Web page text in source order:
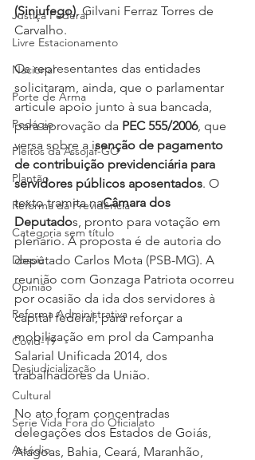
Justiça Federal
Livre Estacionamento
Nacional
Porte de Arma
Pedágio
Pleitos da Assojaf-GO
Plantão
Reforma da Previdência
Categoria sem título
Dossiê
Opinião
Reforma Administrativa
Covid-19
Desjudicialização
Cultural
Serie Vida Fora do Oficialato
Assédio
(Sinjufego), Gilvani Ferraz Torres de
Carvalho.
Os representantes das entidades
solicitaram, ainda, que o parlamentar
articule apoio junto à sua bancada,
para aprovação da PEC 555/2006, que
versa sobre a isenção de pagamento
de contribuição previdenciária para
servidores públicos aposentados. O
texto tramita naCâmara dos
Deputados, pronto para votação em
plenário. A proposta é de autoria do
deputado Carlos Mota (PSB-MG). A
reunião com Gonzaga Patriota ocorreu
por ocasião da ida dos servidores à
capital federal, para reforçar a
mobilização em prol da Campanha
Salarial Unificada 2014, dos
trabalhadores da União.
No ato foram concentradas
delegações dos Estados de Goiás,
Alagoas, Bahia, Ceará, Maranhão,